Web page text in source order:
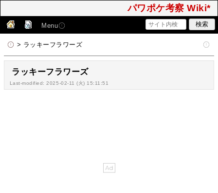
パワポケ考察 Wiki*
Menu
> ラッキーフラワーズ
ラッキーフラワーズ
Last-modified: 2025-02-11 (火) 15:11:51